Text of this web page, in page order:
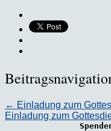
← Einladung zum
Einladung zum